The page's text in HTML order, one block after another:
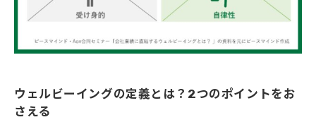
ウェルビーイングの定義とは？2つのポイントをお
さえる